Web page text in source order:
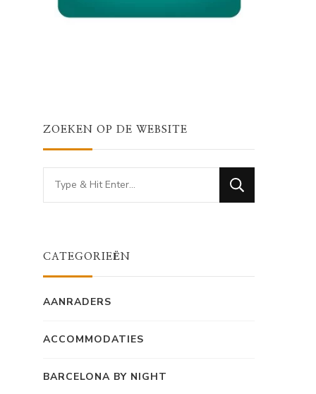
ZOEKEN OP DE WEBSITE
Looking
for
CATEGORIEËN
AANRADERS
ACCOMMODATIES
BARCELONA BY NIGHT